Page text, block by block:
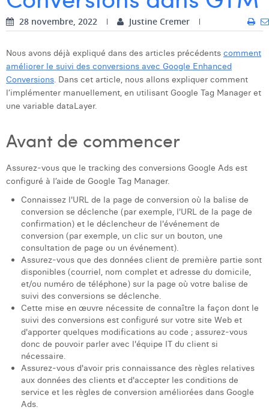
Dhan Claes
Edouard Polet
Elio Civalleri
Floriane Defacqz
Hanne Van Loock
Janne Beke
Jonas Geiregat
Justine Cremer
Laura Rooseleer
Laura Verhelst
Lena Pignoloni
Leonard Dierickx
Linda Kraim
Lisa Protin
Lore Fierens
28 novembre, 2022 Justine Cremer
Nous avons déjà expliqué dans des articles précédents comment
améliorer le suivi des conversions avec Google Enhanced
Conversions. Dans cet article, nous allons expliquer comment
l’implémenter manuellement, en utilisant Google Tag Manager et
une variable dataLayer.
Avant de commencer
Assurez-vous que le tracking des conversions Google Ads est
configuré à l’aide de Google Tag Manager.
Connaissez l'URL de la page de conversion où la balise de
conversion se déclenche (par exemple, l'URL de la page de
confirmation) et le déclencheur de l'événement de
conversion (par exemple, un clic sur un bouton, une
consultation de page ou un événement).
Assurez-vous que des données client de première partie sont
disponibles (courriel, nom complet et adresse du domicile,
et/ou numéro de téléphone) sur la page où votre balise de
suivi des conversions se déclenche.
Cette mise en œuvre nécessite de connaître la façon dont le
suivi des conversions est configuré sur votre site Web et
d'apporter quelques modifications au code ; assurez-vous
donc de pouvoir parler avec l'équipe IT du client si
nécessaire.
Assurez-vous d'avoir pris connaissance des règles relatives
aux données des clients et d'accepter les conditions de
service et les règles de conversion améliorées dans Google
Ads.